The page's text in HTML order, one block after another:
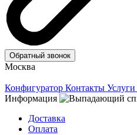
Обратный звонок
Москва
Конфигуратор Контакты Услуги
Информация
Доставка
Оплата